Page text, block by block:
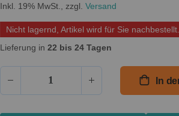
Inkl. 19% MwSt., zzgl. Versand
Nicht lagernd, Artikel wird für Sie nachbestellt.
Lieferung in 22 bis 24 Tagen
In